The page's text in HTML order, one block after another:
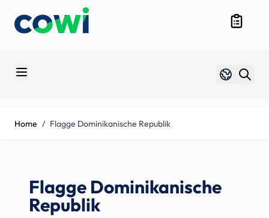
Sprache
Duits
Home / Flagge Dominikanische Republik
Flagge Dominikanische
Republik